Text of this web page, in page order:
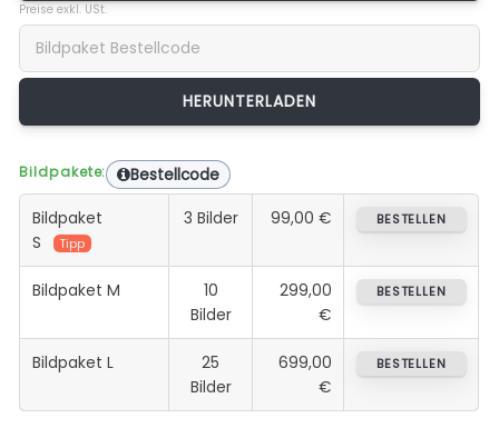
Preise exkl. USt.
Bildpakete: Bestellcode
Bildpaket
S
Tipp
3 Bilder 99,00 € BESTELLEN
Bildpaket M
10
Bilder
299,00
€
BESTELLEN
Bildpaket L
25
Bilder
699,00
€
BESTELLEN